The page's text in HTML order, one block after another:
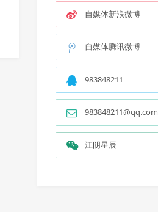
自媒体新浪微博
自媒体腾讯微博
983848211
983848211@qq.com
江阴星辰